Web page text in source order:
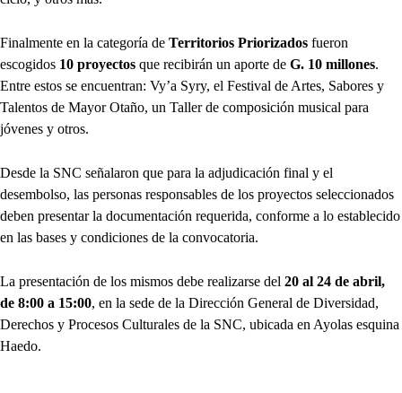
Finalmente en la categoría de Territorios Priorizados fueron
escogidos 10 proyectos que recibirán un aporte de G. 10 millones.
Entre estos se encuentran: Vy’a Syry, el Festival de Artes, Sabores y
Talentos de Mayor Otaño, un Taller de composición musical para
jóvenes y otros.
Desde la SNC señalaron que para la adjudicación final y el
desembolso, las personas responsables de los proyectos seleccionados
deben presentar la documentación requerida, conforme a lo establecido
en las bases y condiciones de la convocatoria.
La presentación de los mismos debe realizarse del 20 al 24 de abril,
de 8:00 a 15:00, en la sede de la Dirección General de Diversidad,
Derechos y Procesos Culturales de la SNC, ubicada en Ayolas esquina
Haedo.